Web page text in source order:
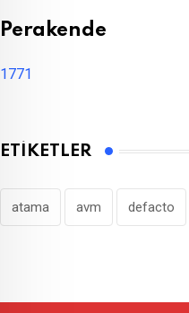
Perakende
1771
ETIKETLER
atama avm defacto